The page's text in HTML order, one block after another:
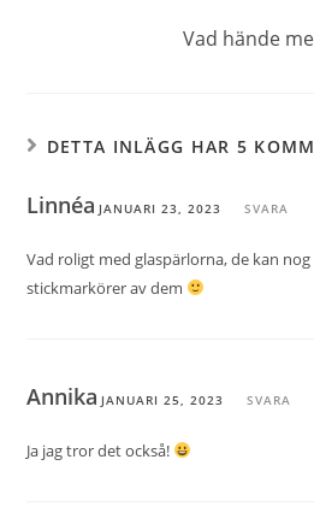
Vad hände
DETTA INLÄGG HAR 5
Linnéa JANUARI 23, 2023 SVARA
Vad roligt med glaspärlorna, de kan
stickmarkörer av dem
Annika JANUARI 25, 2023 SVARA
Ja jag tror det också!